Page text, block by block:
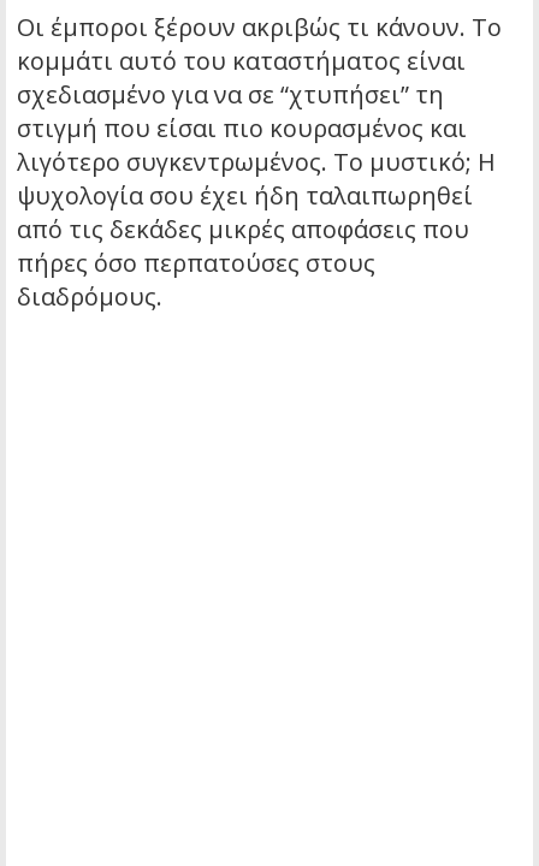
Οι έμποροι ξέρουν ακριβώς τι κάνουν. Το
κομμάτι αυτό του καταστήματος είναι
σχεδιασμένο για να σε “χτυπήσει” τη
στιγμή που είσαι πιο κουρασμένος και
λιγότερο συγκεντρωμένος. Το μυστικό; Η
ψυχολογία σου έχει ήδη ταλαιπωρηθεί
από τις δεκάδες μικρές αποφάσεις που
πήρες όσο περπατούσες στους
διαδρόμους.